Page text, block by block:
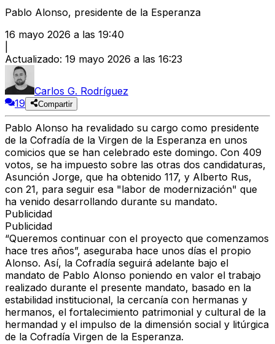
Pablo Alonso, presidente de la Esperanza
16 mayo 2026 a las 19:40
Actualizado: 19 mayo 2026 a las 16:23
Carlos G. Rodríguez
19
Compartir
Pablo Alonso ha revalidado su cargo como presidente
de la Cofradía de la Virgen de la Esperanza en unos
comicios que se han celebrado este domingo. Con 409
votos, se ha impuesto sobre las otras dos candidaturas,
Asunción Jorge, que ha obtenido 117, y Alberto Rus,
con 21, para seguir esa "labor de modernización" que
ha venido desarrollando durante su mandato.
Publicidad
Publicidad
“Queremos continuar con el proyecto que comenzamos
hace tres años”, aseguraba hace unos días el propio
Alonso. Así, la Cofradía seguirá adelante bajo el
mandato de Pablo Alonso poniendo en valor el trabajo
realizado durante el presente mandato, basado en la
estabilidad institucional, la cercanía con hermanas y
hermanos, el fortalecimiento patrimonial y cultural de la
hermandad y el impulso de la dimensión social y litúrgica
de la Cofradía Virgen de la Esperanza.